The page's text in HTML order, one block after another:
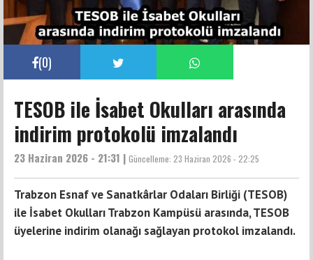
(0)
TESOB ile İsabet Okulları arasında
indirim protokolü imzalandı
23 Haziran 2026 - 21:31 | Güncelleme: 23 Haziran 2026 - 22:25
Trabzon Esnaf ve Sanatkârlar Odaları Birliği (TESOB)
ile İsabet Okulları Trabzon Kampüsü arasında, TESOB
üyelerine indirim olanağı sağlayan protokol imzalandı.